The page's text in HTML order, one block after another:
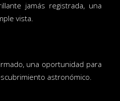
jamás registrada, una
vista.
una oportunidad para
astronómico.